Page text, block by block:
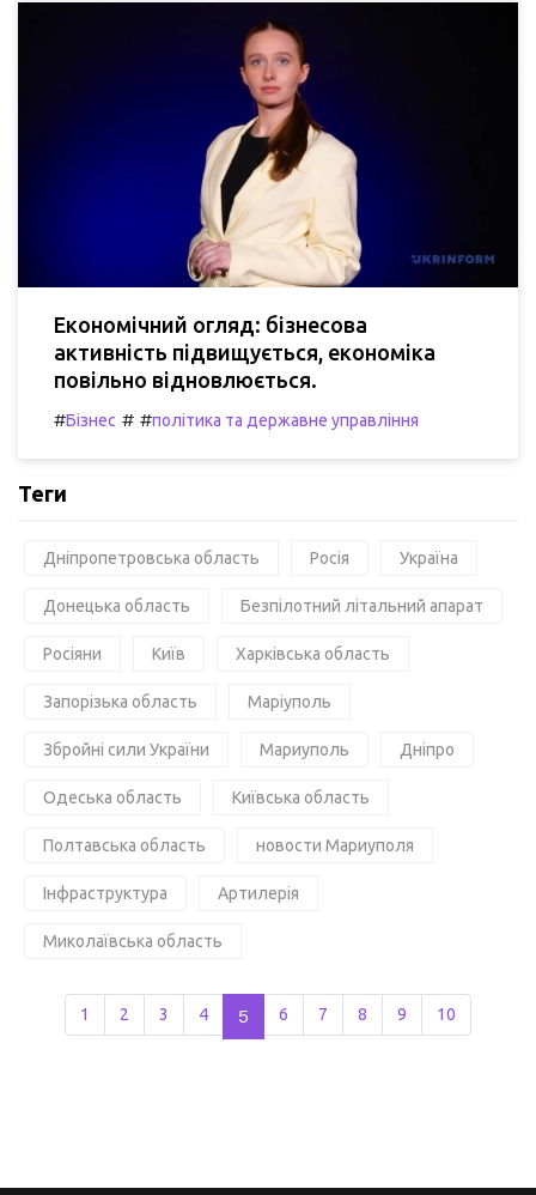
Економічний огляд: бізнесова
активність підвищується, економіка
повільно відновлюється.
#Бізнес # #політика та державне управління
Теги
Дніпропетровська область Росія Україна
Донецька область Безпілотний літальний апарат
Росіяни Київ Харківська область
Запорізька область Маріуполь
Збройні сили України Мариуполь Дніпро
Одеська область Київська область
Полтавська область новости Мариуполя
Інфраструктура Артилерія
Миколаївська область
1 2 3 4 5 6 7 8 9 10